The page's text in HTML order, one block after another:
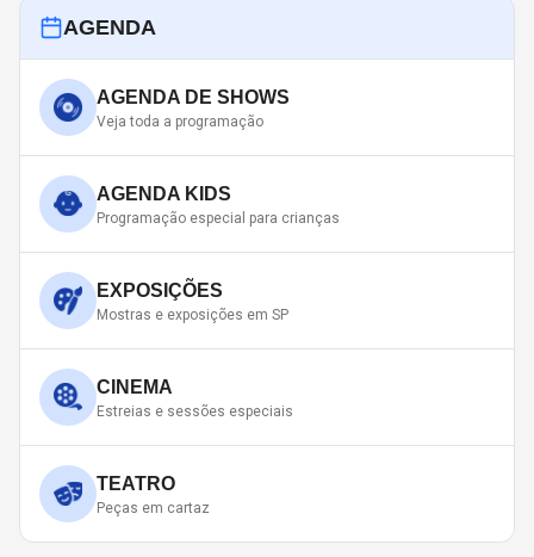
AGENDA
AGENDA DE SHOWS
Veja toda a programação
AGENDA KIDS
Programação especial para crianças
EXPOSIÇÕES
Mostras e exposições em SP
CINEMA
Estreias e sessões especiais
TEATRO
Peças em cartaz